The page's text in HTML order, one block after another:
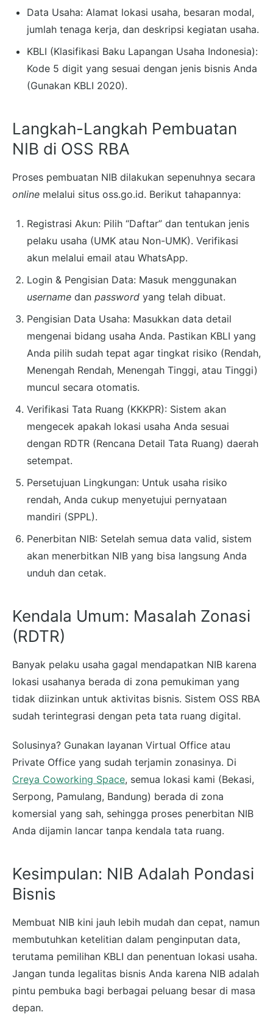
Data Usaha: Alamat lokasi usaha, besaran modal,
jumlah tenaga kerja, dan deskripsi kegiatan usaha.
KBLI (Klasifikasi Baku Lapangan Usaha Indonesia):
Kode 5 digit yang sesuai dengan jenis bisnis Anda
(Gunakan KBLI 2020).
Langkah-Langkah Pembuatan
NIB di OSS RBA
Proses pembuatan NIB dilakukan sepenuhnya secara
online melalui situs oss.go.id. Berikut tahapannya:
Registrasi Akun: Pilih “Daftar” dan tentukan jenis
pelaku usaha (UMK atau Non-UMK). Verifikasi
akun melalui email atau WhatsApp.
Login & Pengisian Data: Masuk menggunakan
username dan password yang telah dibuat.
Pengisian Data Usaha: Masukkan data detail
mengenai bidang usaha Anda. Pastikan KBLI yang
Anda pilih sudah tepat agar tingkat risiko (Rendah,
Menengah Rendah, Menengah Tinggi, atau Tinggi)
muncul secara otomatis.
Verifikasi Tata Ruang (KKKPR): Sistem akan
mengecek apakah lokasi usaha Anda sesuai
dengan RDTR (Rencana Detail Tata Ruang) daerah
setempat.
Persetujuan Lingkungan: Untuk usaha risiko
rendah, Anda cukup menyetujui pernyataan
mandiri (SPPL).
Penerbitan NIB: Setelah semua data valid, sistem
akan menerbitkan NIB yang bisa langsung Anda
unduh dan cetak.
Kendala Umum: Masalah Zonasi
(RDTR)
Banyak pelaku usaha gagal mendapatkan NIB karena
lokasi usahanya berada di zona pemukiman yang
tidak diizinkan untuk aktivitas bisnis. Sistem OSS RBA
sudah terintegrasi dengan peta tata ruang digital.
Solusinya? Gunakan layanan Virtual Office atau
Private Office yang sudah terjamin zonasinya. Di
Creya Coworking Space, semua lokasi kami (Bekasi,
Serpong, Pamulang, Bandung) berada di zona
komersial yang sah, sehingga proses penerbitan NIB
Anda dijamin lancar tanpa kendala tata ruang.
Kesimpulan: NIB Adalah Pondasi
Bisnis
Membuat NIB kini jauh lebih mudah dan cepat, namun
membutuhkan ketelitian dalam penginputan data,
terutama pemilihan KBLI dan penentuan lokasi usaha.
Jangan tunda legalitas bisnis Anda karena NIB adalah
pintu pembuka bagi berbagai peluang besar di masa
depan.